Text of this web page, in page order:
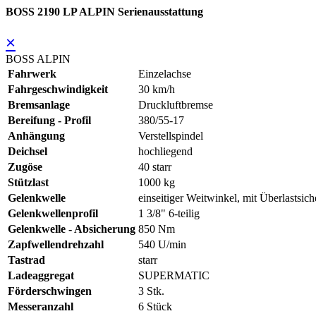
BOSS 2190 LP ALPIN Serienausstattung
×
BOSS ALPIN
Fahrwerk
Einzelachse
Fahrgeschwindigkeit
30 km/h
Bremsanlage
Druckluftbremse
Bereifung - Profil
380/55-17
Anhängung
Verstellspindel
Deichsel
hochliegend
Zugöse
40 starr
Stützlast
1000 kg
Gelenkwelle
einseitiger Weitwinkel, mit
Gelenkwellenprofil
1 3/8" 6-teilig
Gelenkwelle - Absicherung 850 Nm
Zapfwellendrehzahl
540 U/min
Tastrad
starr
Ladeaggregat
SUPERMATIC
Förderschwingen
3 Stk.
Messeranzahl
6 Stück